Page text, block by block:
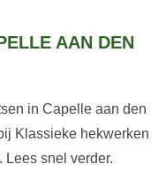
AAN DEN
in Capelle aan den
Klassieke hekwerken
Lees snel verder.